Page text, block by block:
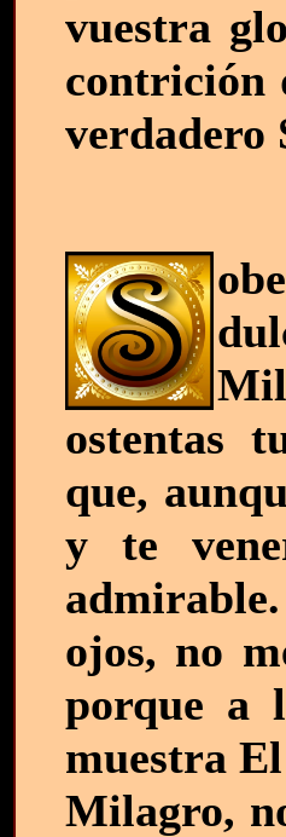
vuestra
contrición
verdadero
ostentas
que,
y te
ojos, no
porque a
muestra
Milagro,